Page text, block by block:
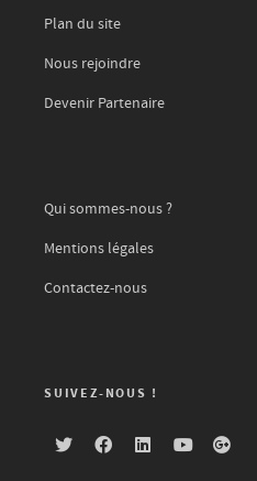
Plan du site
Nous rejoindre
Devenir Partenaire
Qui sommes-nous ?
Mentions légales
Contactez-nous
SUIVEZ-NOUS !